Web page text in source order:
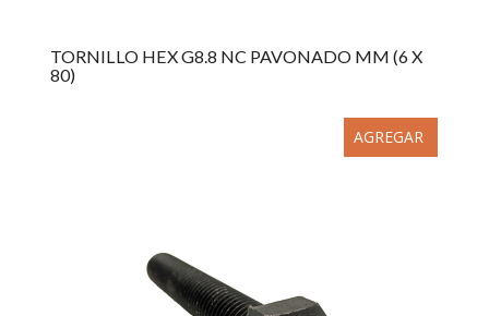
TORNILLO HEX G8.8 NC PAVONADO MM (6 X
80)
AGREGAR